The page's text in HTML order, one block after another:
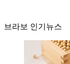
브라보 인기뉴스